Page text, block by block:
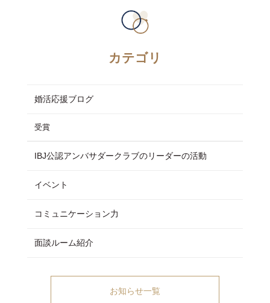
カテゴリ
婚活応援ブログ
受賞
IBJ公認アンバサダークラブのリーダーの活動
イベント
コミュニケーション力
面談ルーム紹介
お知らせ一覧